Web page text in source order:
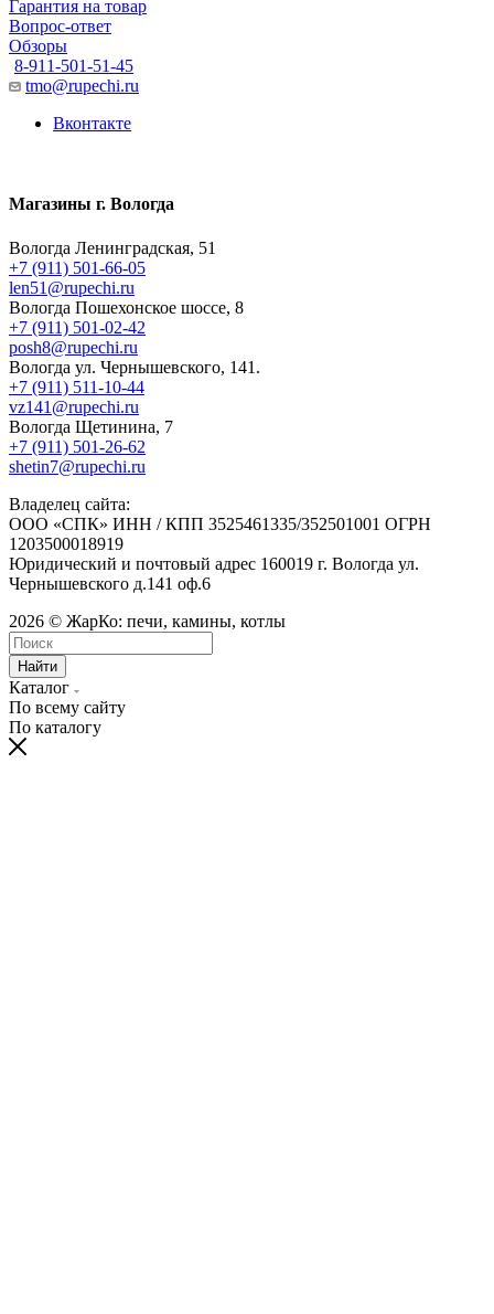
Гарантия на товар
Вопрос-ответ
Обзоры
8-911-501-51-45
tmo@rupechi.ru
Вконтакте
Магазины г. Вологда
Вологда Ленинградская, 51
+7 (911) 501-66-05
len51@rupechi.ru
Вологда Пошехонское шоссе, 8
+7 (911) 501-02-42
posh8@rupechi.ru
Вологда ул. Чернышевского, 141.
+7 (911) 511-10-44
vz141@rupechi.ru
Вологда Щетинина, 7
+7 (911) 501-26-62
shetin7@rupechi.ru
Владелец сайта:
ООО «СПК» ИНН / КПП 3525461335/352501001 ОГРН
1203500018919
Юридический и почтовый адрес 160019 г. Вологда ул.
Чернышевского д.141 оф.6
2026 © ЖарКо: печи, камины, котлы
Найти
Каталог
По всему сайту
По каталогу